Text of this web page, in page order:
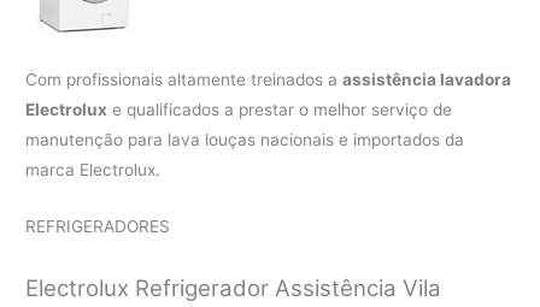
Com profissionais altamente treinados aassistência lavadora
Electrolux e qualificados a prestar o melhor serviço de
manutenção para lava louças nacionais e importados da
marca Electrolux.
REFRIGERADORES
Electrolux Refrigerador Assistência Vila